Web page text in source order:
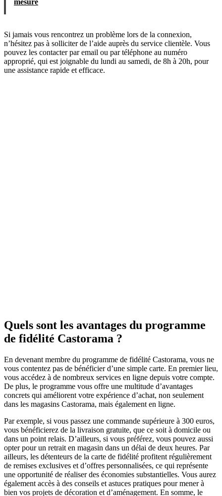
mesure
Si jamais vous rencontrez un problème lors de la connexion,
n’hésitez pas à solliciter de l’aide auprès du service clientèle. Vous
pouvez les contacter par email ou par téléphone au numéro
approprié, qui est joignable du lundi au samedi, de 8h à 20h, pour
une assistance rapide et efficace.
Quels sont les avantages du programme
de fidélité Castorama ?
En devenant membre du programme de fidélité Castorama, vous ne
vous contentez pas de bénéficier d’une simple carte. En premier lieu,
vous accédez à de nombreux services en ligne depuis votre compte.
De plus, le programme vous offre une multitude d’avantages
concrets qui améliorent votre expérience d’achat, non seulement
dans les magasins Castorama, mais également en ligne.
Par exemple, si vous passez une commande supérieure à 300 euros,
vous bénéficierez de la livraison gratuite, que ce soit à domicile ou
dans un point relais. D’ailleurs, si vous préférez, vous pouvez aussi
opter pour un retrait en magasin dans un délai de deux heures. Par
ailleurs, les détenteurs de la carte de fidélité profitent régulièrement
de remises exclusives et d’offres personnalisées, ce qui représente
une opportunité de réaliser des économies substantielles. Vous aurez
également accès à des conseils et astuces pratiques pour mener à
bien vos projets de décoration et d’aménagement. En somme, le